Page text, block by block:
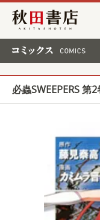
秋田書店
必蟲SWEEPERS 第2